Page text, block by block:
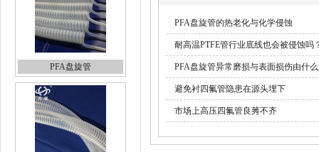
PFA盘旋管
PFA盘旋管的热老化与化学侵蚀
耐高温PTFE管行业底线也会被侵蚀吗
PFA盘旋管异常磨损与表面损伤由什
避免衬四氟管隐患在源头埋下
市场上高压四氟管良莠不齐